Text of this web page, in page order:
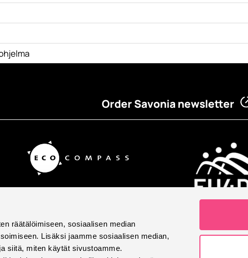
räätälöimiseen, sosiaalisen median
Lisäksi jaamme sosiaalisen median,
siitä, miten käytät sivustoamme.
Order Savonia newsletter
European